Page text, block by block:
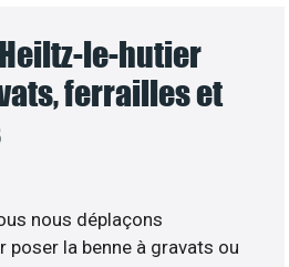
le-hutier
ferrailles et
nous déplaçons
poser la benne à gravats ou